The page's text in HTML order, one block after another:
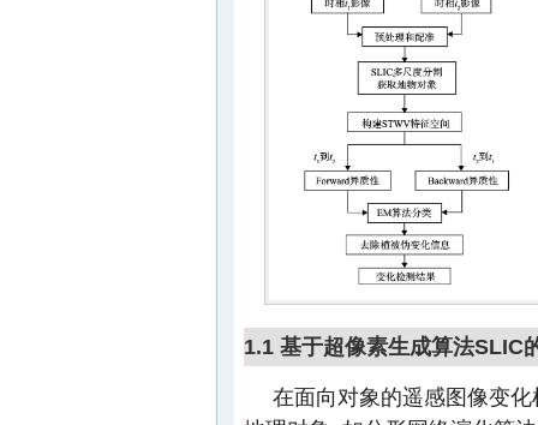
1.1 基于超像素生成算法SLIC
在面向对象的遥感图像变